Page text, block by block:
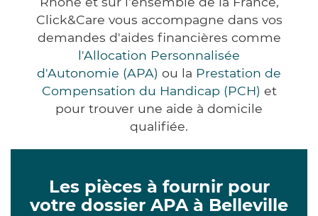
Click&Care vous accompagne dans vos
demandes d'aides financières comme
l'Allocation Personnalisée
d'Autonomie (APA) ou la Prestation de
Compensation du Handicap (PCH) et
pour trouver une aide à domicile
qualifiée.
Les pièces à fournir pour
votre dossier APA à Belleville